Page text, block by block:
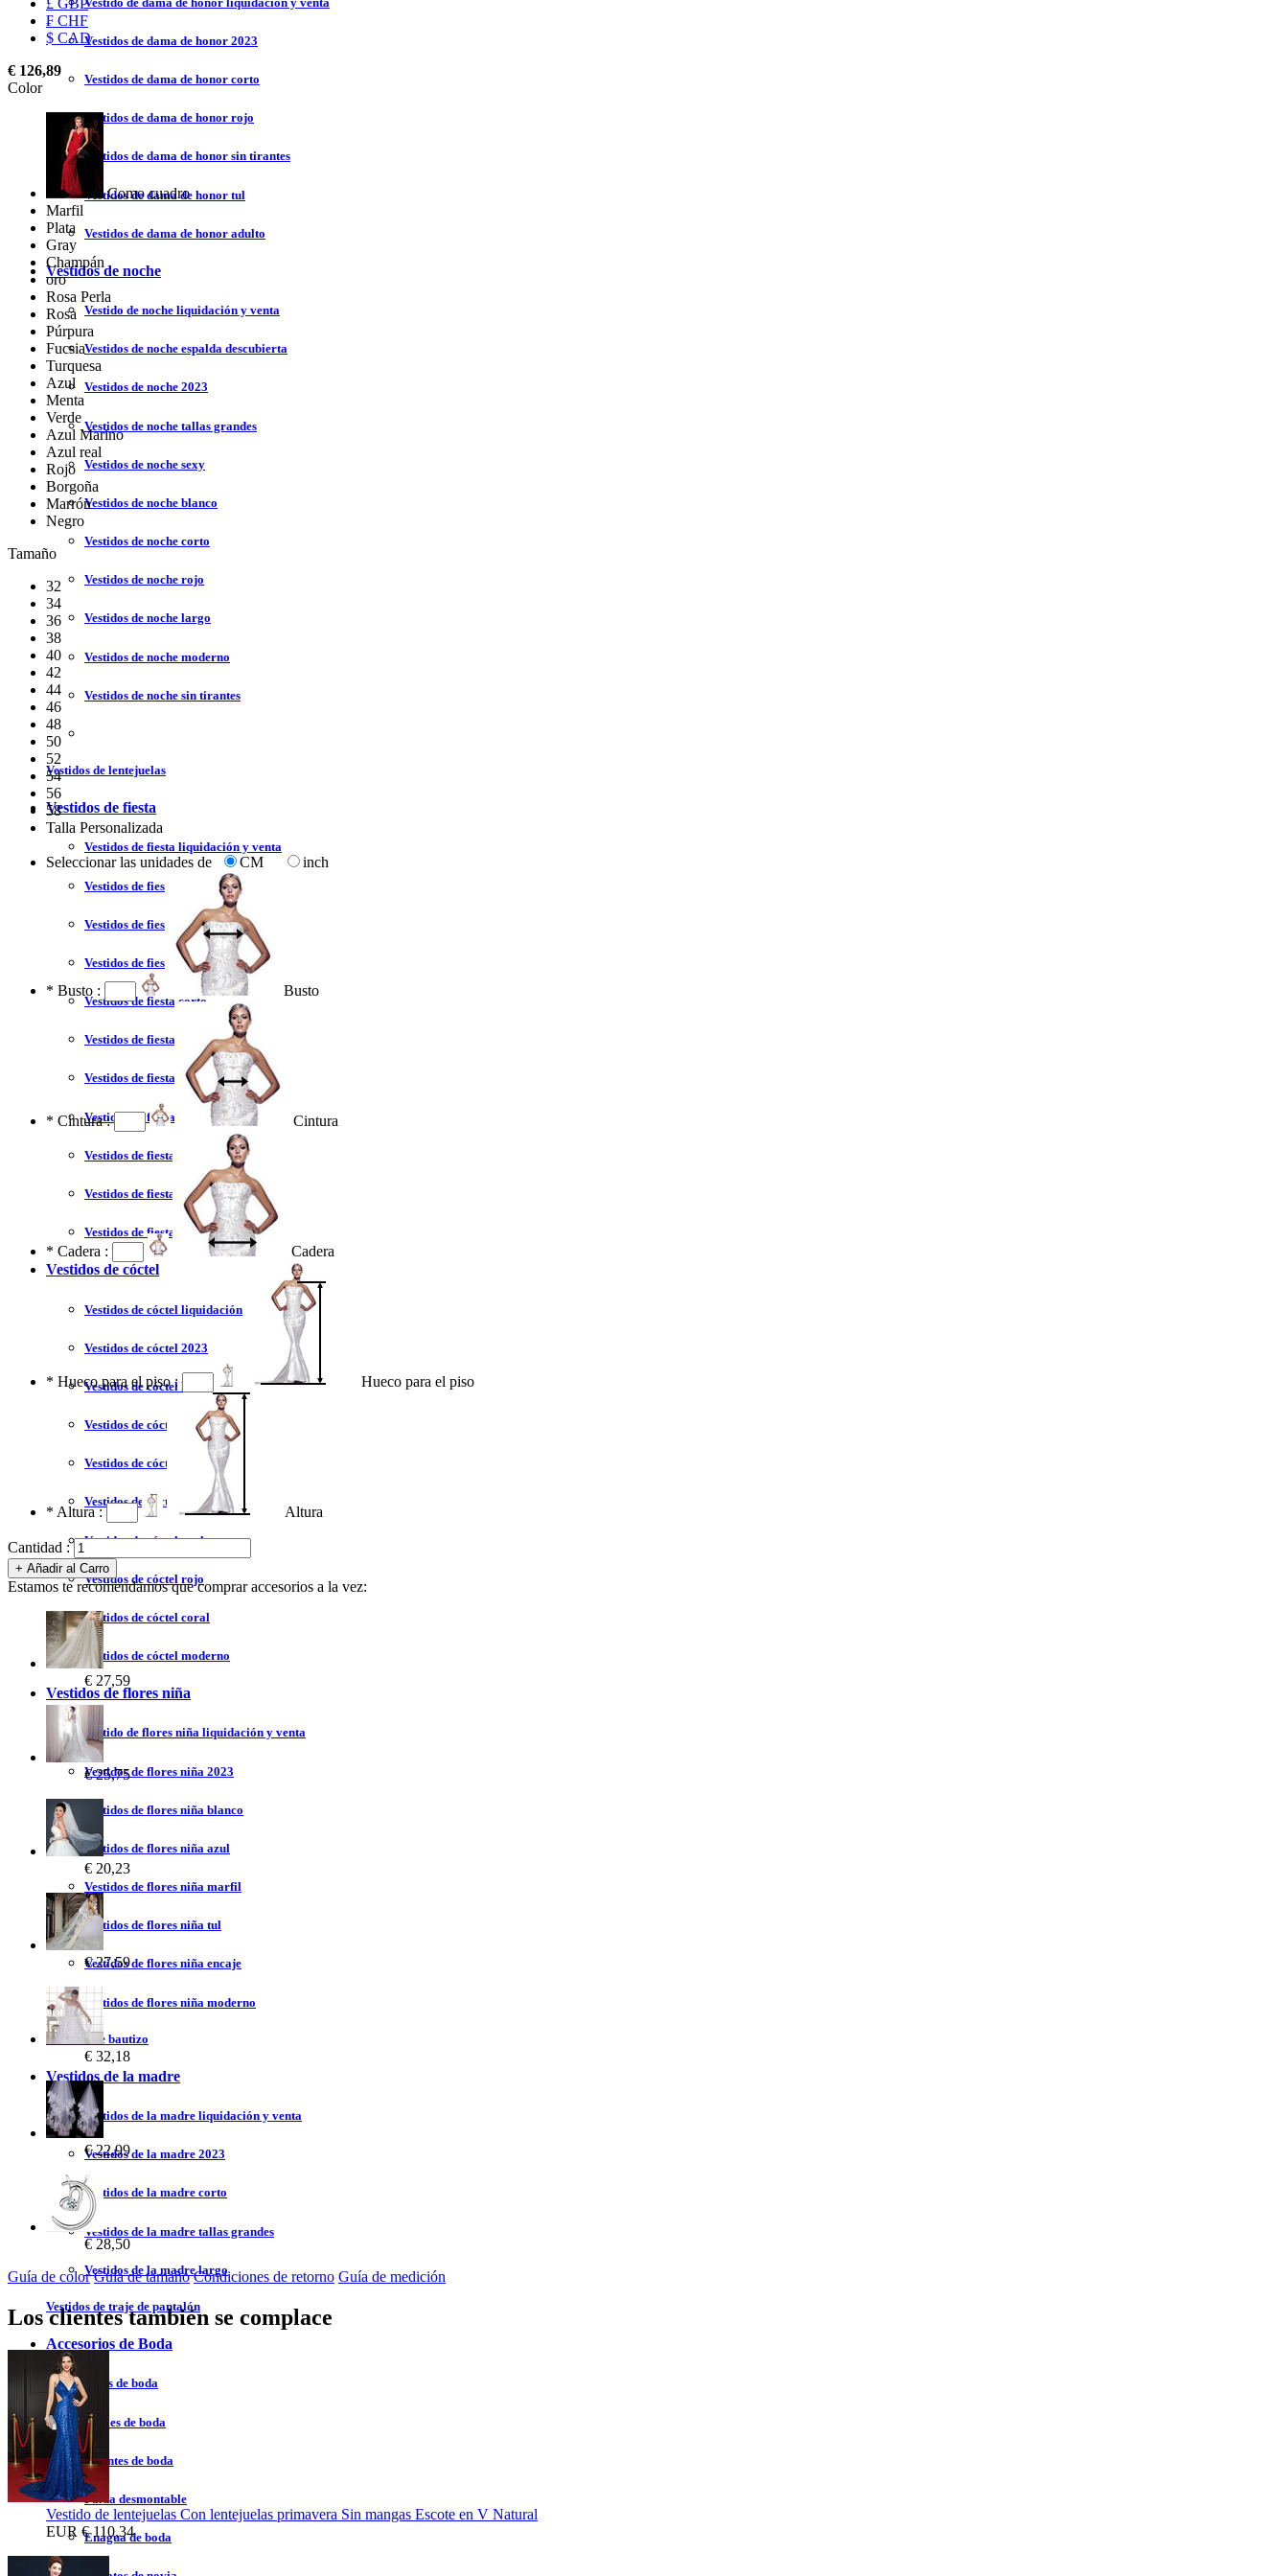
Vestidos de dama de honor 2023
Vestidos de dama de honor corto
Vestidos de dama de honor rojo
Vestidos de dama de honor sin tirantes
Vestidos de dama de honor tul
Vestidos de dama de honor adulto
Vestidos de noche
Vestido de noche liquidación y venta
Vestidos de noche espalda descubierta
Vestidos de noche 2023
Vestidos de noche tallas grandes
Vestidos de noche sexy
Vestidos de noche blanco
Vestidos de noche corto
Vestidos de noche rojo
Vestidos de noche largo
Vestidos de noche moderno
Vestidos de noche sin tirantes
Vestidos de lentejuelas
Vestidos de fiesta
Vestidos de fiesta liquidación y venta
Vestidos de fiesta 2023
Vestidos de fiesta sexy
Vestidos de fiesta largo
Vestidos de fiesta corto
Vestidos de fiesta corte princesa
Vestidos de fiesta sin tirantes
Vestidos de fiesta negro
Vestidos de fiesta rojo
Vestidos de fiesta amarillo
Vestidos de fiesta azul
Vestidos de cóctel
Vestidos de cóctel liquidación y venta
Vestidos de cóctel 2023
Vestidos de cóctel largo
Vestidos de cóctel corto
Vestidos de cóctel tallas grandes
Vestidos de cóctel sin tirantes
Vestidos de cóctel azul
Vestidos de cóctel rojo
Vestidos de cóctel coral
Vestidos de cóctel moderno
Vestidos de flores niña
Vestido de flores niña liquidación y venta
Vestidos de flores niña 2023
Vestidos de flores niña blanco
Vestidos de flores niña azul
Vestidos de flores niña marfil
Vestidos de flores niña tul
Vestidos de flores niña encaje
Vestidos de flores niña moderno
Vestidos de bautizo
Vestidos de la madre
Vestidos de la madre liquidación y venta
Vestidos de la madre 2023
Vestidos de la madre corto
Vestidos de la madre tallas grandes
Vestidos de la madre largo
Vestidos de traje de pantalón
Accesorios de Boda
Velos de boda
Chales de boda
Guantes de boda
Falda desmontable
Enagua de boda
£ GBP
₣ CHF
$ CAD
€ 126,89
Color
Como cuadro
Marfil
Plata
Gray
Champán
oro
Rosa Perla
Rosa
Púrpura
Fucsia
Turquesa
Azul
Menta
Verde
Azul Marino
Azul real
Rojo
Borgoña
Marrón
Negro
Tamaño
32
34
36
38
40
42
44
46
48
50
52
54
56
58
Talla Personalizada
Seleccionar las unidades de CM inch
* Busto : Busto
* Cintura : Cintura
* Cadera : Cadera
* Hueco para el piso : Hueco para el piso
* Altura : Altura
Cantidad :
Estamos te recomendamos que comprar accesorios a la vez:
€ 27,59
€ 25,75
€ 20,23
€ 27,59
€ 32,18
€ 22,99
€ 28,50
Guía de color Guía de tamaño Condiciones de retorno Guía de medición
Los clientes también se complace
Vestido de lentejuelas Con lentejuelas primavera Sin mangas Escote en V Natural
EUR € 110,34